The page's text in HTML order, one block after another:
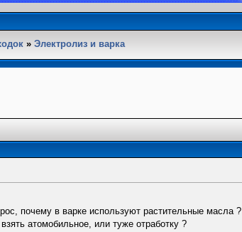
» Электролиз и варка
почему в варке используют растительные масла ?
атомобильное, или туже отработку ?